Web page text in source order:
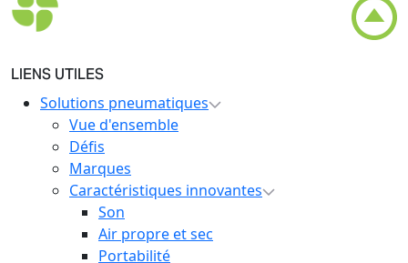
LIENS UTILES
Solutions pneumatiques
Vue d'ensemble
Défis
Marques
Caractéristiques innovantes
Son
Air propre et sec
Portabilité